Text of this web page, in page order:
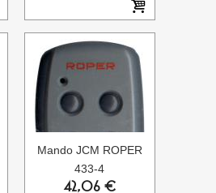
Mando JCM ROPER
433-4
42,06 €